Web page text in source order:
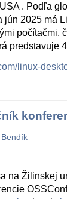
. Podľa
jún 2025 má
počítačmi,
predstavuje
linux-
na Žilinskej